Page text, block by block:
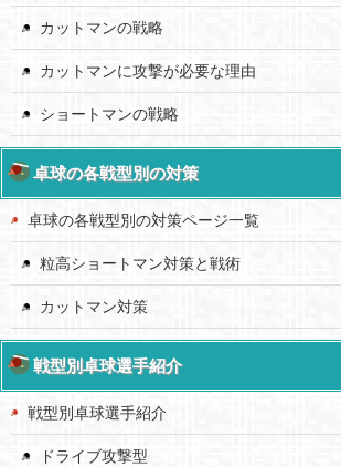
カットマンの戦略
カットマンに攻撃が必要な理由
ショートマンの戦略
卓球の各戦型別の対策
卓球の各戦型別の対策ページ一覧
粒高ショートマン対策と戦術
カットマン対策
戦型別卓球選手紹介
戦型別卓球選手紹介
ドライブ攻撃型